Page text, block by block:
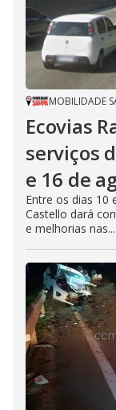
MOBILIDADE
Ecovias
serviços
e 16 de
Entre os dias 10
Castello dará
e melhorias nas...